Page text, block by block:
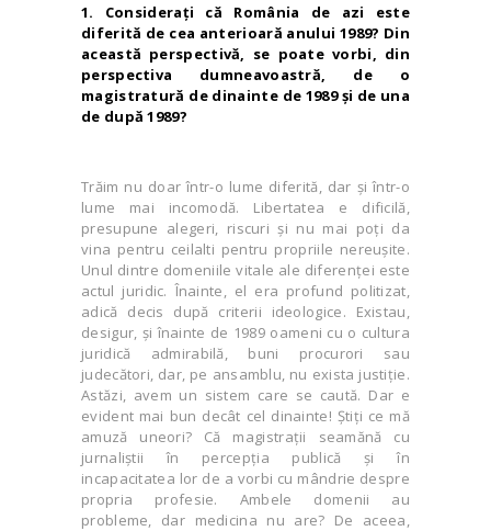
1. Consideraţi că România de azi este
diferită de cea anterioară anului 1989? Din
această perspectivă, se poate vorbi, din
perspectiva dumneavoastră, de o
magistratură de dinainte de 1989 şi de una
de după 1989?
Trăim nu doar într-o lume diferită, dar și într-o
lume mai incomodă. Libertatea e dificilă,
presupune alegeri, riscuri și nu mai poți da
vina pentru ceilalti pentru propriile nereușite.
Unul dintre domeniile vitale ale diferenței este
actul juridic. Înainte, el era profund politizat,
adică decis după criterii ideologice. Existau,
desigur, și înainte de 1989 oameni cu o cultura
juridică admirabilă, buni procurori sau
judecători, dar, pe ansamblu, nu exista justiție.
Astăzi, avem un sistem care se caută. Dar e
evident mai bun decât cel dinainte! Ştiţi ce mă
amuză uneori? Că magistraţii seamănă cu
jurnaliştii în percepţia publică și în
incapacitatea lor de a vorbi cu mândrie despre
propria profesie. Ambele domenii au
probleme, dar medicina nu are? De aceea,